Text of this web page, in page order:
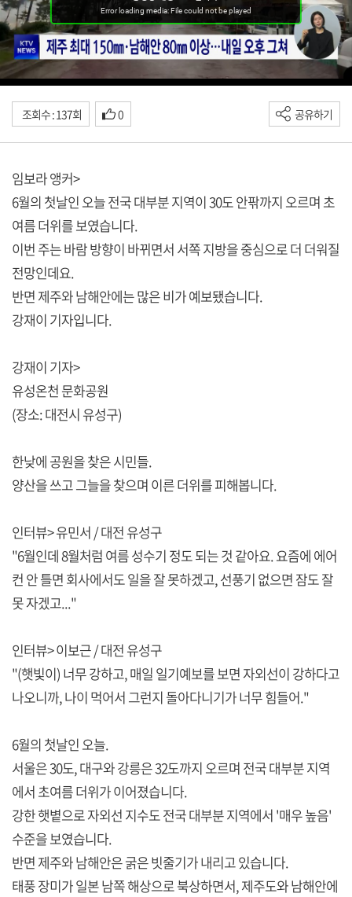
조회수 : 137회 0 공유하기
임보라 앵커>
6월의 첫날인 오늘 전국 대부분 지역이 30도 안팎까지 오르며 초
여름 더위를 보였습니다.
이번 주는 바람 방향이 바뀌면서 서쪽 지방을 중심으로 더 더워질
전망인데요.
반면 제주와 남해안에는 많은 비가 예보됐습니다.
강재이 기자입니다.
강재이 기자>
유성온천 문화공원
(장소: 대전시 유성구)
한낮에 공원을 찾은 시민들.
양산을 쓰고 그늘을 찾으며 이른 더위를 피해봅니다.
인터뷰> 유민서 / 대전 유성구
"6월인데 8월처럼 여름 성수기 정도 되는 것 같아요. 요즘에 에어
컨 안 틀면 회사에서도 일을 잘 못하겠고, 선풍기 없으면 잠도 잘
못 자겠고..."
인터뷰> 이보근 / 대전 유성구
"(햇빛이) 너무 강하고, 매일 일기예보를 보면 자외선이 강하다고
나오니까, 나이 먹어서 그런지 돌아다니기가 너무 힘들어."
6월의 첫날인 오늘.
서울은 30도, 대구와 강릉은 32도까지 오르며 전국 대부분 지역
에서 초여름 더위가 이어졌습니다.
강한 햇볕으로 자외선 지수도 전국 대부분 지역에서 '매우 높음'
수준을 보였습니다.
반면 제주와 남해안은 굵은 빗줄기가 내리고 있습니다.
태풍 장미가 일본 남쪽 해상으로 북상하면서, 제주도와 남해안에